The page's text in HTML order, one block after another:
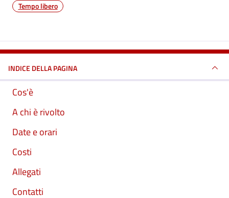
Tempo libero
INDICE DELLA PAGINA
Cos'è
A chi è rivolto
Date e orari
Costi
Allegati
Contatti